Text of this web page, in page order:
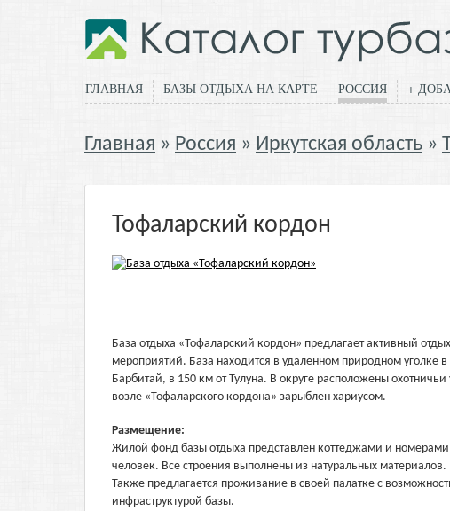
ГЛАВНАЯ БАЗЫ ОТДЫХА НА КАРТЕ РОССИЯ +
Главная Россия Иркутская область
Тофаларский кордон
База отдыха «Тофаларский кордон» предлагает активный
мероприятий. База находится в удаленном природном уголке
Барбитай, в 150 км от Тулуна. В округе расположены
возле «Тофаларского кордона» зарыблен хариусом.
Размещение:
Жилой фонд базы отдыха представлен коттеджами и
человек. Все строения выполнены из натуральных материалов.
Также предлагается проживание в своей палатке с
инфраструктурой базы.